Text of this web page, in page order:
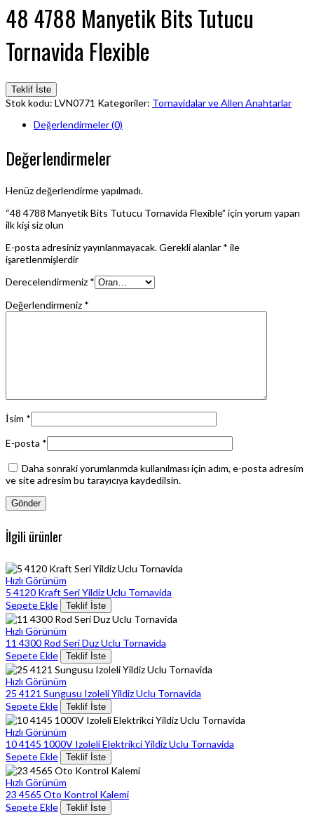
48 4788 Manyetik Bits Tutucu
Tornavida Flexible
Teklif İste
Stok kodu: LVN0771 Kategoriler: Tornavidalar ve Allen Anahtarlar
Değerlendirmeler (0)
Değerlendirmeler
Henüz değerlendirme yapılmadı.
“48 4788 Manyetik Bits Tutucu Tornavida Flexible” için yorum yapan
ilk kişi siz olun
E-posta adresiniz yayınlanmayacak.Gerekli alanlar * ile
işaretlenmişlerdir
Derecelendirmeniz *
Değerlendirmeniz *
İsim *
E-posta *
Daha sonraki yorumlarımda kullanılması için adım, e-posta adresim
ve site adresim bu tarayıcıya kaydedilsin.
İlgili ürünler
Hızlı Görünüm
5 4120 Kraft Seri Yildiz Uclu Tornavida
Sepete Ekle
Teklif İste
Hızlı Görünüm
11 4300 Rod Seri Duz Uclu Tornavida
Sepete Ekle
Teklif İste
Hızlı Görünüm
25 4121 Sungusu Izoleli Yildiz Uclu Tornavida
Sepete Ekle
Teklif İste
Hızlı Görünüm
10 4145 1000V Izoleli Elektrikci Yildiz Uclu Tornavida
Sepete Ekle
Teklif İste
Hızlı Görünüm
23 4565 Oto Kontrol Kalemi
Sepete Ekle
Teklif İste